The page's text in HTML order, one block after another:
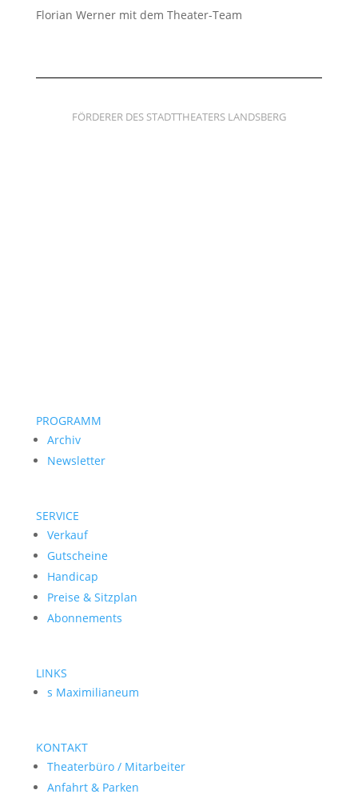
Florian Werner mit dem Theater-Team
FÖRDERER DES STADTTHEATERS LANDSBERG
PROGRAMM
Archiv
Newsletter
SERVICE
Verkauf
Gutscheine
Handicap
Preise & Sitzplan
Abonnements
LINKS
s Maximilianeum
KONTAKT
Theaterbüro / Mitarbeiter
Anfahrt & Parken